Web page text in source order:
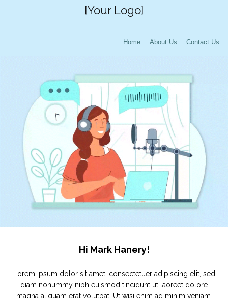
[Your Logo]
Home About Us Contact Us
Hi Mark Hanery!
Lorem ipsum dolor sit amet, consectetuer adipiscing elit, sed
diam nonummy nibh euismod tincidunt ut laoreet dolore
magna aliquam erat volutpat. Ut wisi enim ad minim veniam,